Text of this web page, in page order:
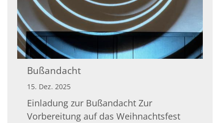
Bußandacht
15. Dez. 2025
Einladung zur Bußandacht Zur
Vorbereitung auf das Weihnachtsfest